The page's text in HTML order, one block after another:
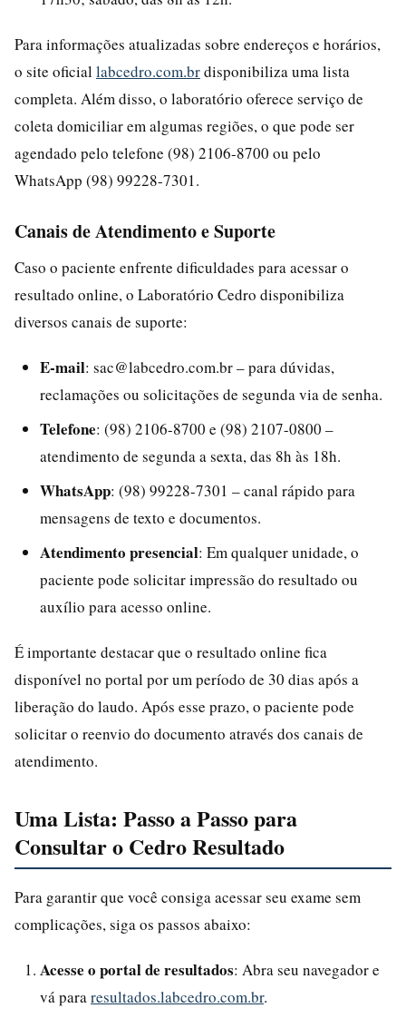
Para informações atualizadas sobre endereços e horários,
o site oficial labcedro.com.brdisponibiliza uma lista
completa. Além disso, o laboratório oferece serviço de
coleta domiciliar em algumas regiões, o que pode ser
agendado pelo telefone (98) 2106-8700 ou pelo
WhatsApp (98) 99228-7301.
Canais de Atendimento e Suporte
Caso o paciente enfrente dificuldades para acessar o
resultado online, o Laboratório Cedro disponibiliza
diversos canais de suporte:
E-mail: sac@labcedro.com.br – para dúvidas,
reclamações ou solicitações de segunda via de senha.
Telefone: (98) 2106-8700 e (98) 2107-0800 –
atendimento de segunda a sexta, das 8h às 18h.
WhatsApp: (98) 99228-7301 – canal rápido para
mensagens de texto e documentos.
Atendimento presencial: Em qualquer unidade, o
paciente pode solicitar impressão do resultado ou
auxílio para acesso online.
É importante destacar que o resultado online fica
disponível no portal por um período de 30 dias após a
liberação do laudo. Após esse prazo, o paciente pode
solicitar o reenvio do documento através dos canais de
atendimento.
Uma Lista: Passo a Passo para
Consultar o Cedro Resultado
Para garantir que você consiga acessar seu exame sem
complicações, siga os passos abaixo:
Acesse o portal de resultados: Abra seu navegador e
vá para resultados.labcedro.com.br.